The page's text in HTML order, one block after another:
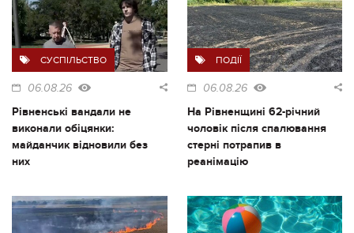
СУСПІЛЬСТВО
06.08.26
Рівненські вандали не
виконали обіцянки:
майданчик відновили без
них
ПОДІЇ
06.08.26
На Рівненщині 62-річний
чоловік після спалювання
стерні потрапив в
реанімацію